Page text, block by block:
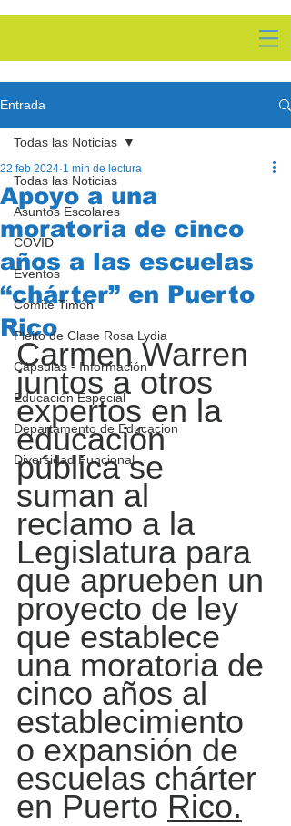
Entrada
Todas las Noticias
Asuntos Escolares
COVID
Eventos
Comite Timón
Pleito de Clase Rosa Lydia
Cápsulas - Información
Educación Especial
Departamento de Educacion
Diversidad Funcional
Todas las Noticias
Apoyo a una
moratoria de cinco
años a las escuelas
“chárter” en Puerto
Rico
22 feb 2024 1 min de lectura
Carmen Warren
juntos a otros
expertos en la
educación
pública se
suman al
reclamo a la
Legislatura para
que aprueben un
proyecto de ley
que establece
una moratoria de
cinco años al
establecimiento
o expansión de
escuelas chárter
en Puerto Rico.